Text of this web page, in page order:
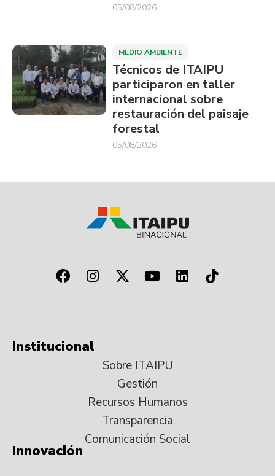
05/08/2026
MEDIO AMBIENTE
Técnicos de ITAIPU
participaron en taller
internacional sobre
restauración del paisaje
forestal
05/08/2026
Institucional
Sobre ITAIPU
Gestión
Recursos Humanos
Transparencia
Comunicación Social
Innovación